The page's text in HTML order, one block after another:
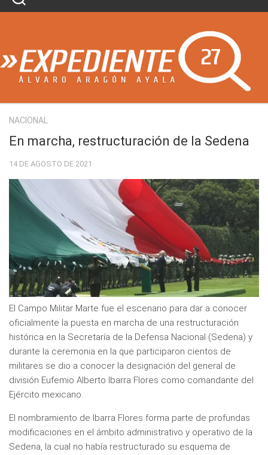
Skip
NACIONAL
En marcha, restructuración de la Sedena
14 DE AGOSTO DE 2021
El Campo Militar Marte fue el escenario para dar a conocer
oficialmente la puesta en marcha de una restructuración
histórica en la Secretaría de la Defensa Nacional (Sedena) y
durante la ceremonia en la que participaron cientos de
militares se dio a conocer la designación del general de
división Eufemio Alberto Ibarra Flores como comandante del
Ejército mexicano.
El nombramiento de Ibarra Flores forma parte de profundas
modificaciones en el ámbito administrativo y operativo de la
Sedena, la cual no había restructurado su esquema de